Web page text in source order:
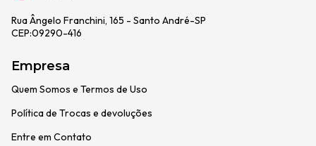
Rua Ângelo Franchini, 165 - Santo André-SP
CEP:09290-416
Empresa
Quem Somos e Termos de Uso
Política de Trocas e devoluções
Entre em Contato